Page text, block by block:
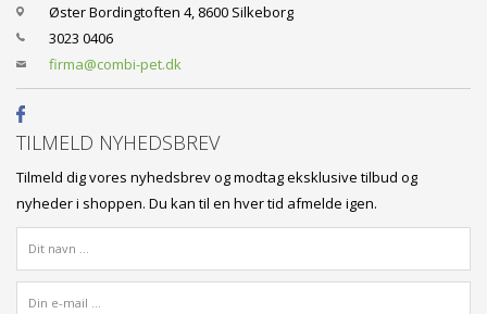
Øster Bordingtoften 4, 8600 Silkeborg
3023 0406
firma@combi-pet.dk
TILMELD NYHEDSBREV
Tilmeld dig vores nyhedsbrev og modtag eksklusive tilbud og
nyheder i shoppen. Du kan til en hver tid afmelde igen.